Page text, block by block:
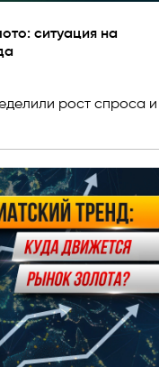
ситуация на
рост спроса и